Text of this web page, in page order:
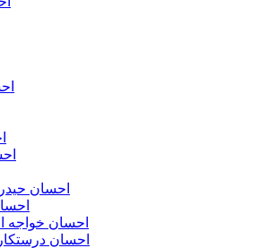
احسان
احسان خواجه
احسان